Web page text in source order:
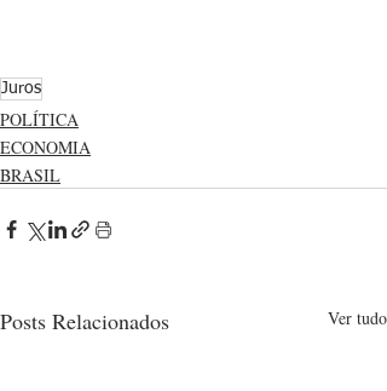
Juros
POLÍTICA
ECONOMIA
BRASIL
Posts Relacionados Ver tudo